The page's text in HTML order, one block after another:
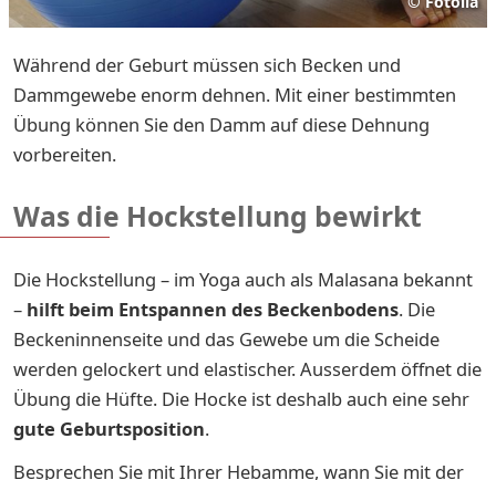
Während der Geburt müssen sich Becken und
Dammgewebe enorm dehnen. Mit einer bestimmten
Übung können Sie den Damm auf diese Dehnung
vorbereiten.
Was die Hockstellung bewirkt
Die Hockstellung – im Yoga auch als Malasana bekannt
– hilft beim Entspannen des Beckenbodens. Die
Beckeninnenseite und das Gewebe um die Scheide
werden gelockert und elastischer. Ausserdem öffnet die
Übung die Hüfte. Die Hocke ist deshalb auch eine sehr
gute Geburtsposition.
Besprechen Sie mit Ihrer Hebamme, wann Sie mit der